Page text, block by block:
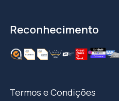
Reconhecimento
Termos e Condições